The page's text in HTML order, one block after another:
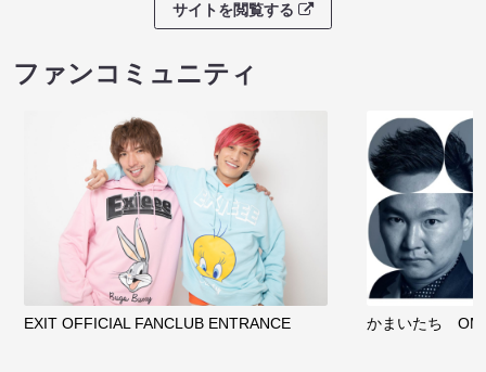
サイトを閲覧する
ファンコミュニティ
EXIT OFFICIAL FANCLUB ENTRANCE かまいたち